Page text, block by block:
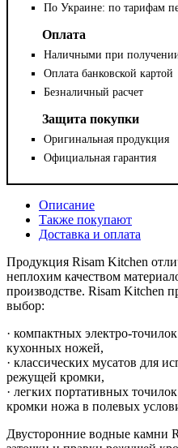
По Украине: по тарифам
Оплата
Наличными при
Оплата банковской картой
Безналичный расчет
Защита покупки
Оригинальная продукция
Официальная гарантия
Описание
Также покупают
Доставка и оплата
Продукция Risam Kitchen
неплохим качеством
производстве. Risam Kitchen
выбор:
· компактных электро-
кухонных ножей,
· классических мусатов для
режущей кромки,
· легких портативных
кромки ножа в полевых
Двусторонние водные камни